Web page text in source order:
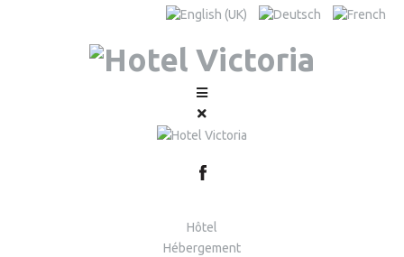
Hôtel
Hébergement